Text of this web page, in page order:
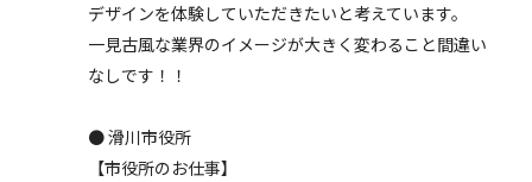
デザインを体験していただきたいと考えています。
一見古風な業界のイメージが大きく変わること間違い
なしです！！
● 滑川市役所
【市役所のお仕事】